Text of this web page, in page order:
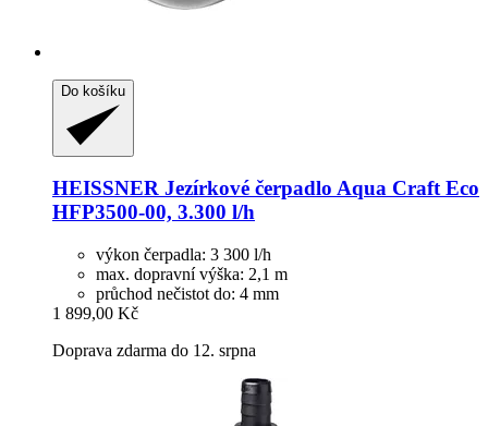
Do košíku
HEISSNER Jezírkové čerpadlo Aqua Craft Eco
HFP3500-​00, 3.300 l/h
výkon čerpadla: 3 300 l/h
max. dopravní výška: 2,1 m
průchod nečistot do: 4 mm
1 899,00 Kč
Doprava zdarma do 12. srpna